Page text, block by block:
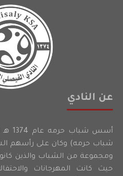
عن النادي
أسس
شباب حرمه) وكان على رأسهم
ومجموعة من الشباب والذين
حيث كانت المهرجانات